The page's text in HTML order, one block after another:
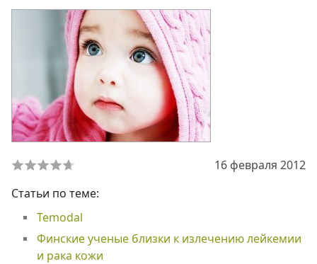
16 февраля 2012
Статьи по теме:
Temodal
Финские ученые близки к излечению лейкемии
и рака кожи